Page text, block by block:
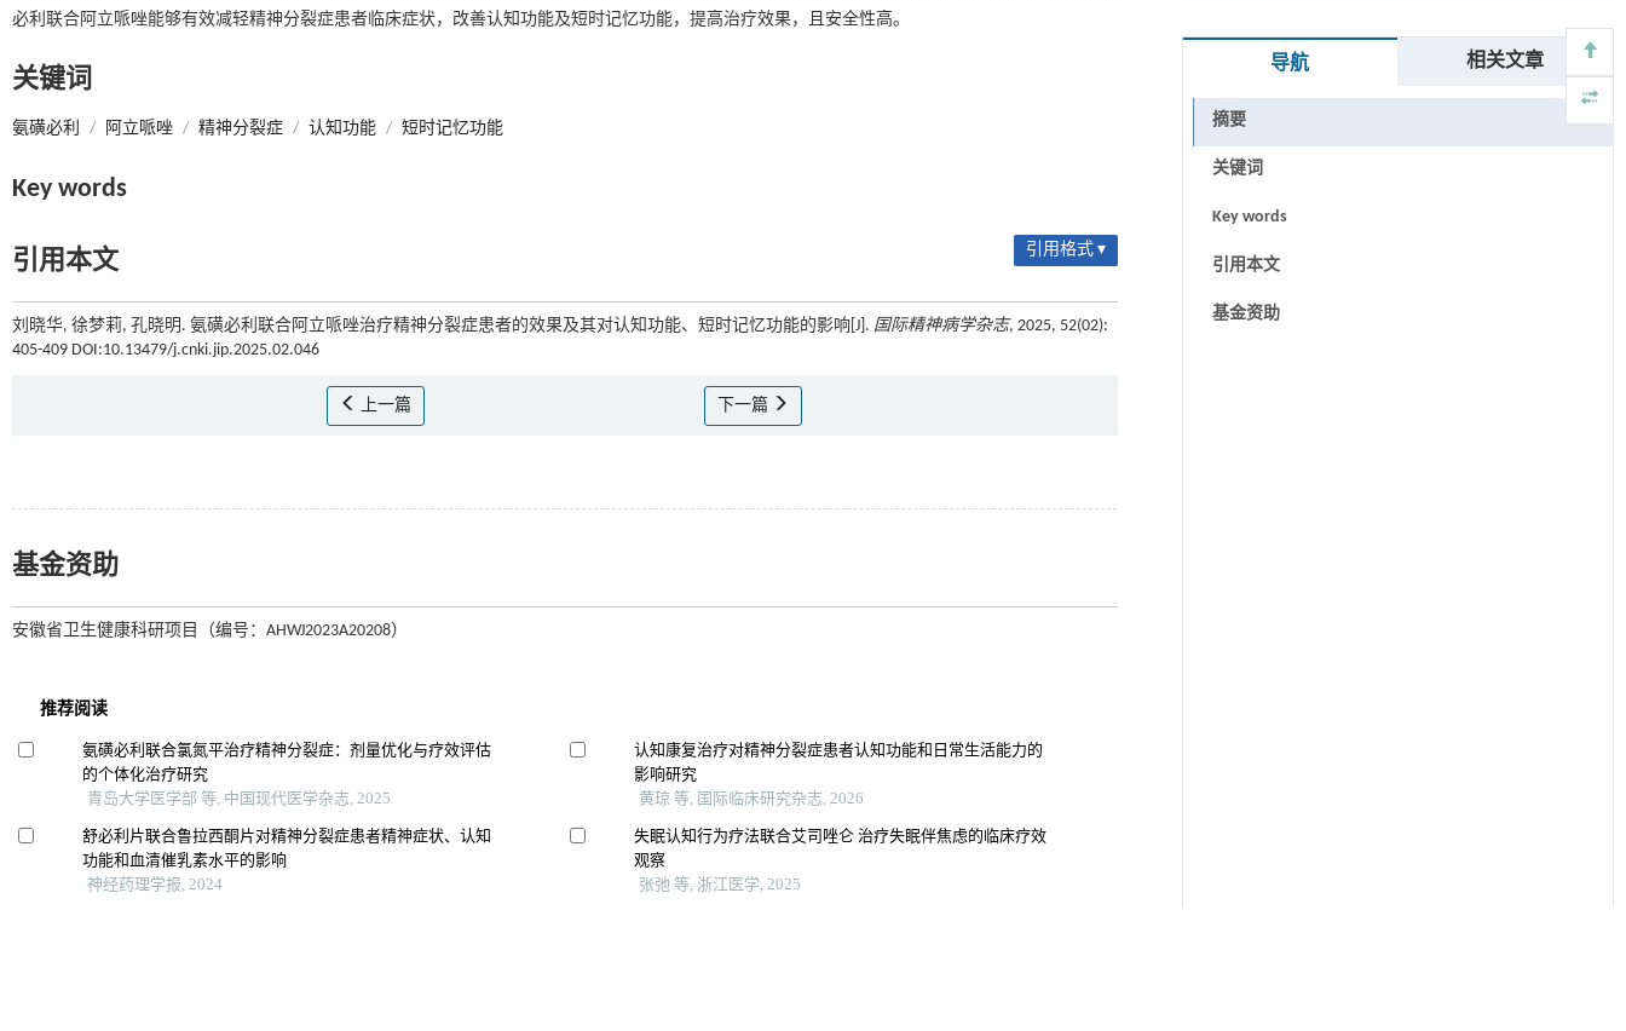
必利联合阿立哌唑能够有效减轻精神分裂症患者临床症状，改善认知功能及短时记忆功能，提高治疗效果，且安全性高。
关键词
氨磺必利 / 阿立哌唑 / 精神分裂症 / 认知功能 / 短时记忆功能
Key words
引用本文 引用格式 ▾
刘晓华, 徐梦莉, 孔晓明. 氨磺必利联合阿立哌唑治疗精神分裂症患者的效果及其对认知功能、短时记忆功能的影响[J]. 国际精神病学杂志, 2025, 52(02):
405-409 DOI:10.13479/j.cnki.jip.2025.02.046
上一篇 下一篇
基金资助
安徽省卫生健康科研项目（编号：AHWJ2023A20208）
导航 相关文章
摘要
关键词
Key words
引用本文
基金资助